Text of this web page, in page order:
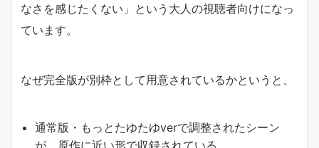
なさを感じたくない」という大人の視聴者向けになっ
ています。
なぜ完全版が別枠として用意されているかというと、
通常版・もっとたゆたゆverで調整されたシーン
が、原作に近い形で収録されている